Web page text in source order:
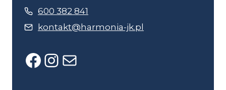
600 382 841
kontakt@harmonia-jk.pl
Facebook
Instagram